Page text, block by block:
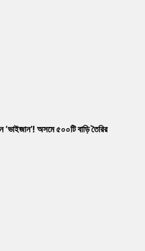
অসমে ৫০০টি বাড়ি তৈরির